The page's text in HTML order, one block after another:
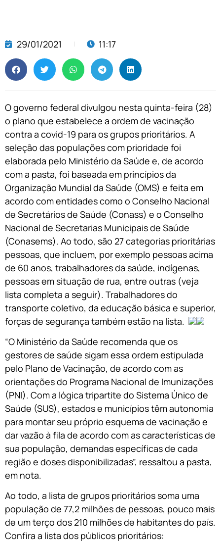
29/01/2021 11:17
O governo federal divulgou nesta quinta-feira (28)
o plano que estabelece a ordem de vacinação
contra a covid-19 para os grupos prioritários. A
seleção das populações com prioridade foi
elaborada pelo Ministério da Saúde e, de acordo
com a pasta, foi baseada em princípios da
Organização Mundial da Saúde (OMS) e feita em
acordo com entidades como o Conselho Nacional
de Secretários de Saúde (Conass) e o Conselho
Nacional de Secretarias Municipais de Saúde
(Conasems). Ao todo, são 27 categorias prioritárias
pessoas, que incluem, por exemplo pessoas acima
de 60 anos, trabalhadores da saúde, indígenas,
pessoas em situação de rua, entre outras (veja
lista completa a seguir). Trabalhadores do
transporte coletivo, da educação básica e superior,
forças de segurança também estão na lista.
“O Ministério da Saúde recomenda que os
gestores de saúde sigam essa ordem estipulada
pelo Plano de Vacinação, de acordo com as
orientações do Programa Nacional de Imunizações
(PNI). Com a lógica tripartite do Sistema Único de
Saúde (SUS), estados e municípios têm autonomia
para montar seu próprio esquema de vacinação e
dar vazão à fila de acordo com as características de
sua população, demandas específicas de cada
região e doses disponibilizadas”, ressaltou a pasta,
em nota.
Ao todo, a lista de grupos prioritários soma uma
população de 77,2 milhões de pessoas, pouco mais
de um terço dos 210 milhões de habitantes do país.
Confira a lista dos públicos prioritários: